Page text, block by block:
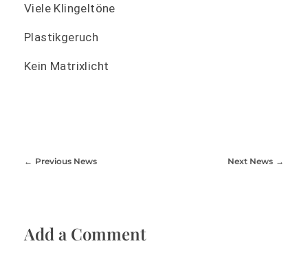
Viele Klingeltöne
Plastikgeruch
Kein Matrixlicht
Previous News Next News
Add a Comment